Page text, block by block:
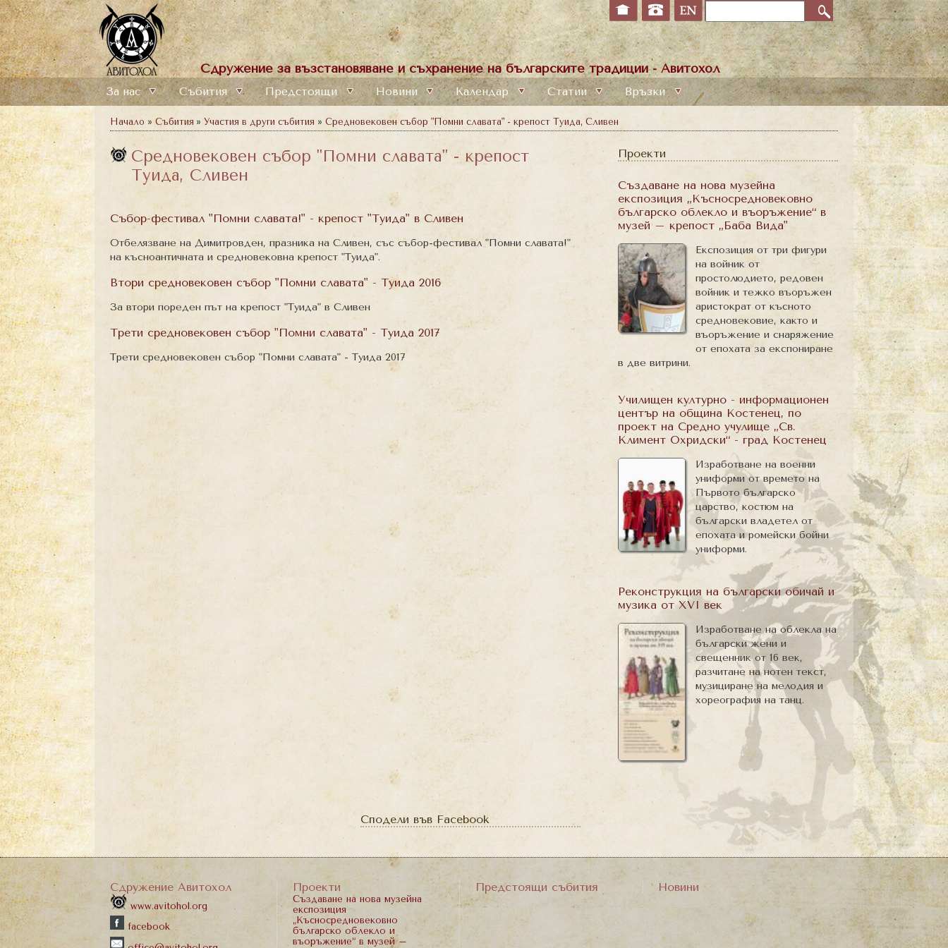
Сдружение за възстановяване и съхранение на българските традиции - Авитохол
За нас Събития Предстоящи Новини Календар Статии Връзки
Начало » Събития » Участия в други събития » Средновековен събор "Помни славата" - крепост Туида, Сливен
Средновековен събор "Помни славата" - крепост
Туида, Сливен
Събор-фестивал "Помни славата!" - крепост "Туида" в Сливен
Отбелязване на Димитровден, празника на Сливен, със събор-фестивал "Помни славата!"
на късноантичната и средновековна крепост "Туида".
Втори средновековен събор "Помни славата" - Туида 2016
За втори пореден път на крепост "Туида" в Сливен
Трети средновековен събор "Помни славата" - Туида 2017
Трети средновековен събор "Помни славата" - Туида 2017
Проекти
Създаване на нова музейна
експозиция „Късносредновековно
българско облекло и въоръжение“ в
музей – крепост „Баба Вида"
Експозиция от три фигури
на войник от
простолюдието, редовен
войник и тежко въоръжен
аристократ от късното
средновековие, както и
въоръжение и снаряжение
от епохата за експониране
в две витрини.
Училищен културно - информационен
център на община Костенец, по
проект на Средно учулище „Св.
Климент Охридски“ - град Костенец
Изработване на военни
униформи от времето на
Първото българско
царство, костюм на
български владетел от
епохата и ромейски бойни
униформи.
Реконструкция на български обичай и
музика от XVI век
Изработване на облекла на
български жени и
свещенник от 16 век,
разчитане на нотен текст,
музициране на мелодия и
хореография на танц.
Сподели във Facebook
Сдружение Авитохол
www.avitohol.org
facebook
Проекти
Създаване на нова музейна
експозиция
„Късносредновековно
българско облекло и
въоръжение“ в музей –
Предстоящи събития Новини